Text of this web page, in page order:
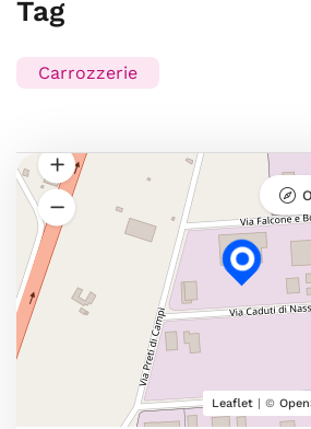
Tag
Carrozzerie
Leaflet | ©